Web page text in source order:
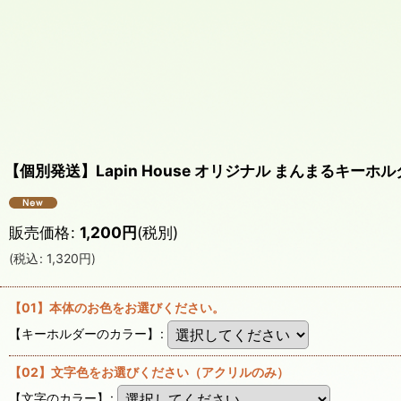
【個別発送】Lapin House オリジナル まんまるキーホル
販売価格: 1,200円(税別)
(税込: 1,320円)
【01】本体のお色をお選びください。
【キーホルダーのカラー】 :
【02】文字色をお選びください（アクリルのみ）
【文字のカラー】
: